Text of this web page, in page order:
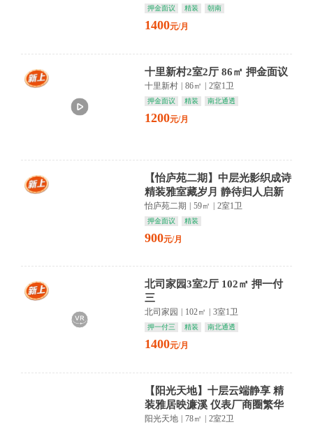
押金面议 精装 朝南
1400元/月
十里新村2室2厅 86㎡ 押金面议
十里新村 | 86㎡ | 2室1卫
押金面议 精装 南北通透
1200元/月
【怡庐苑二期】中层光影织成诗
精装雅室藏岁月 静待归人启新
章
怡庐苑二期 59㎡ 2室1卫
押金面议 精装
900元/月
北司家园3室2厅 102㎡ 押一付
三
北司家园 102㎡ 3室1卫
押一付三 精装 南北通透
1400元/月
【阳光天地】十层云端静享 精
装雅居映濂溪 仪表厂商圈繁华
入梦
阳光天地 | 78㎡ | 2室2卫